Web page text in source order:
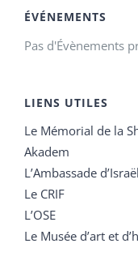
ÉVÉNEMENTS
Pas d'Évènements
LIENS UTILES
Le Mémorial de la
Akadem
L’Ambassade d’Israël
Le CRIF
L’OSE
Le Musée d’art et